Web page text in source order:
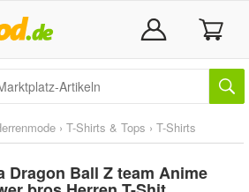
› T-Shirts & Tops › T-Shirts
Dragon Ball Z team Anime